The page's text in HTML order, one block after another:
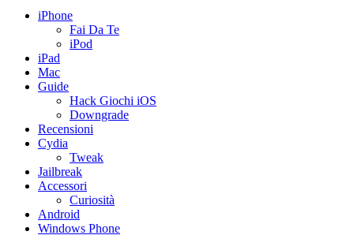
iPhone
Fai Da Te
iPod
iPad
Mac
Guide
Hack Giochi iOS
Downgrade
Recensioni
Cydia
Tweak
Jailbreak
Accessori
Curiosità
Android
Windows Phone